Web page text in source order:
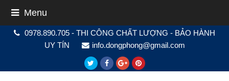
Menu
0978.890.705 - THI CÔNG CHẤT LƯỢNG - BẢO HÀNH
UY TÍN
info.dongphong@gmail.com
TwitterFacebook
GooglePinterest